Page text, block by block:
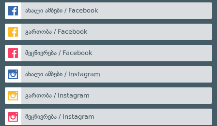
ახალი ამბები / Facebook
გართობა / Facebook
მეცნიერება / Facebook
ახალი ამბები / Instagram
გართობა / Instagram
მეცნიერება / Instagram